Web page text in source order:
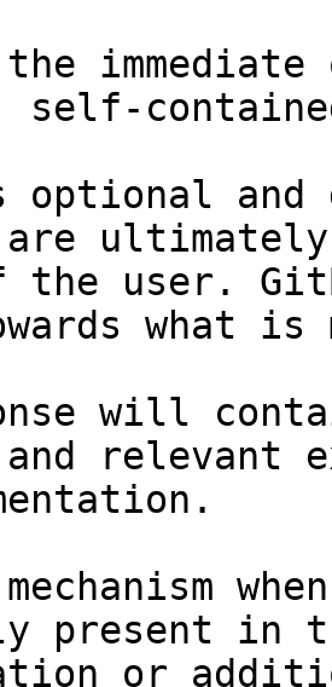
self-
and
are
the user.
what
will
relevant
present in
or